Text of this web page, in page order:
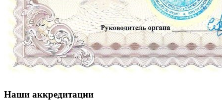
Наши аккредитации